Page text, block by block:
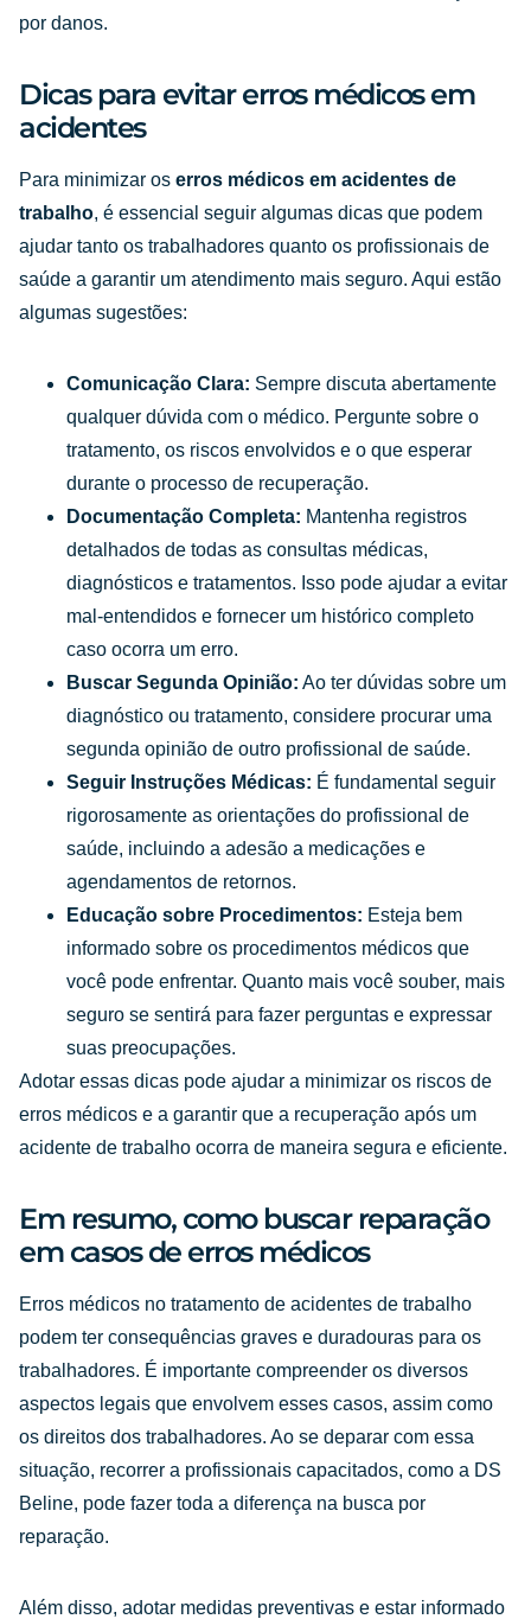
por danos.
Dicas para evitar erros médicos em
acidentes
Para minimizar os erros médicos em acidentes de
trabalho, é essencial seguir algumas dicas que podem
ajudar tanto os trabalhadores quanto os profissionais de
saúde a garantir um atendimento mais seguro. Aqui estão
algumas sugestões:
Comunicação Clara: Sempre discuta abertamente
qualquer dúvida com o médico. Pergunte sobre o
tratamento, os riscos envolvidos e o que esperar
durante o processo de recuperação.
Documentação Completa: Mantenha registros
detalhados de todas as consultas médicas,
diagnósticos e tratamentos. Isso pode ajudar a evitar
mal-entendidos e fornecer um histórico completo
caso ocorra um erro.
Buscar Segunda Opinião: Ao ter dúvidas sobre um
diagnóstico ou tratamento, considere procurar uma
segunda opinião de outro profissional de saúde.
Seguir Instruções Médicas: É fundamental seguir
rigorosamente as orientações do profissional de
saúde, incluindo a adesão a medicações e
agendamentos de retornos.
Educação sobre Procedimentos: Esteja bem
informado sobre os procedimentos médicos que
você pode enfrentar. Quanto mais você souber, mais
seguro se sentirá para fazer perguntas e expressar
suas preocupações.
Adotar essas dicas pode ajudar a minimizar os riscos de
erros médicos e a garantir que a recuperação após um
acidente de trabalho ocorra de maneira segura e eficiente.
Em resumo, como buscar reparação
em casos de erros médicos
Erros médicos no tratamento de acidentes de trabalho
podem ter consequências graves e duradouras para os
trabalhadores. É importante compreender os diversos
aspectos legais que envolvem esses casos, assim como
os direitos dos trabalhadores. Ao se deparar com essa
situação, recorrer a profissionais capacitados, como a DS
Beline, pode fazer toda a diferença na busca por
reparação.
Além disso, adotar medidas preventivas e estar informado